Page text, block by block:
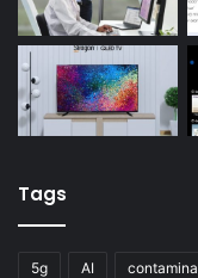
Tags
5g AI